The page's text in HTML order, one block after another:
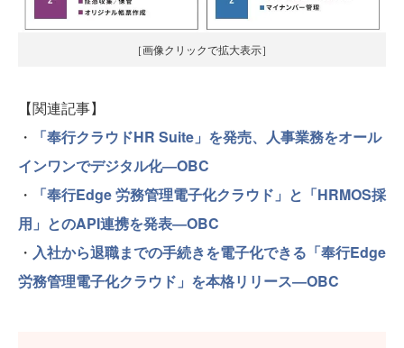
［画像クリックで拡大表示］
【関連記事】
・
「奉行クラウドHR Suite」を発売、人事業務をオール
インワンでデジタル化―OBC
・
「奉行Edge 労務管理電子化クラウド」と「HRMOS採
用」とのAPI連携を発表―OBC
・ 入社から退職までの手続きを電子化できる「奉行Edge
労務管理電子化クラウド」を本格リリース―OBC